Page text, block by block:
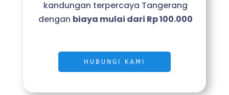
kandungan terpercaya Tangerang
dengan biaya mulai dari Rp 100.000
HUBUNGI KAMI